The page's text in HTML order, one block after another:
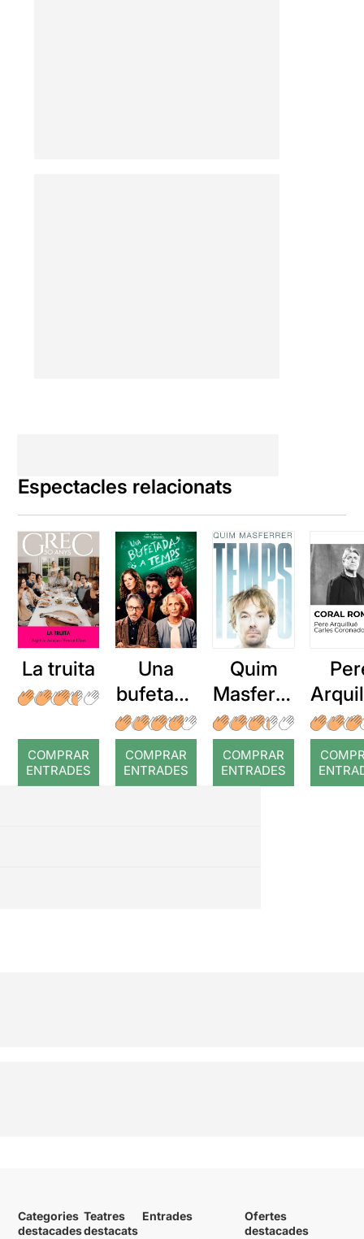
Espectacles relacionats
La truita
COMPRAR
ENTRADES
Una
bufetada
a temps
COMPRAR
ENTRADES
Quim
Masferre
r: Temps
COMPRAR
ENTRADES
:
Categories
destacades
Teatres
destacats
Entrades
Ofertes
destacades